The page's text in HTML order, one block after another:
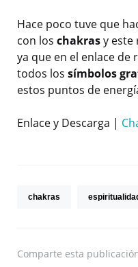
Hace poco tuve que
con los chakrasy este
ya que en el enlace
todos los símbolos
estos puntos de
Enlace y Descarga |
chakras
Comparte esta